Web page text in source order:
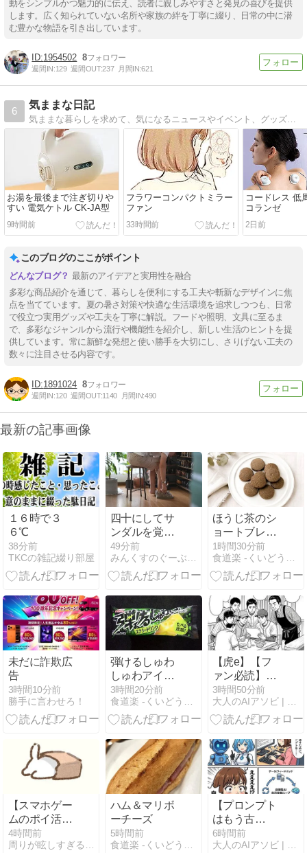
動をシンプルかつ魅力的に伝え、読者に親しみやすさと発見の喜びを提供
します。広く知られていない名所や家族の絆を丁寧に綴り、日常の中に潜
む豊かな物語を引き出しています。
1954502 8
週間IN:129 週間OUT:237 月間IN:621
6
気ままな日記
気ままな暮らしを求めて、気になるニュースやイベント、グッズの情報などを集めています。
お湯を最後まで注ぎ切りや
すい 電気ケトル CK-JA型
9時間前
フラワーコンパクトミラー
ファン
33時間前
コードレス 低
コランゼ
2日前
このブログのここがポイント
最新のアイデアと実用性を融合
多彩な商品紹介を通じて、暮らしを便利にする工夫や斬新なデザインに焦
点を当てています。夏の暑さ対策や快適な生活環境を追求しつつも、日常
で役立つ実用グッズや工夫を丁寧に解説。フードや照明、文具に至るま
で、多彩なジャンルから流行や機能性を紹介し、新しい生活のヒントを提
供しています。常に新鮮な発想と使い勝手を大切にし、さりげない工夫の
数々に注目させる内容です。
1891024 8
週間IN:120 週間OUT:1140 月間IN:490
最新の記事画像
１６時で３
６℃
38分前
TKCの雑記綴り部屋
四十にしてサ
ンダルを覚え
る
49分前
みんくすのぐーぶろ。
ほうじ茶のシ
ョートブレッ
ド
1時間30分前
食道楽 -くいどうらく-
未だに詐欺広
告
3時間10分前
勝手に言わせろ！
弾けるしゅわ
しゅわアイス
バー エナジー
ドリンク
3時間20分前
食道楽 -くいどうらく-
【虎e】【フ
ァン必読】ラ
イバル球団で
も関係ない！
プロ野球選手
SNS誹謗中
傷・脅迫問題
に居酒屋虎e
メンバーが物
申す「熱い応
援と誹謗中傷
はまったく別
物や！」
3時間50分前
大人のAIアソビ | AI遊びで未来を学ぶ、楽しむ実験室
【スマホゲー
ムのポイ活】
今さら知った
おはなし
4時間前
周りが眩しすぎるひきこもり主婦
ハム＆マリボ
ーチーズ
5時間前
食道楽 -くいどうらく-
【プロンプト
はもう古
い？】話題の
「ループエン
6時間前
大人のAIアソビ | AI遊びで未来を学ぶ、楽しむ実験室